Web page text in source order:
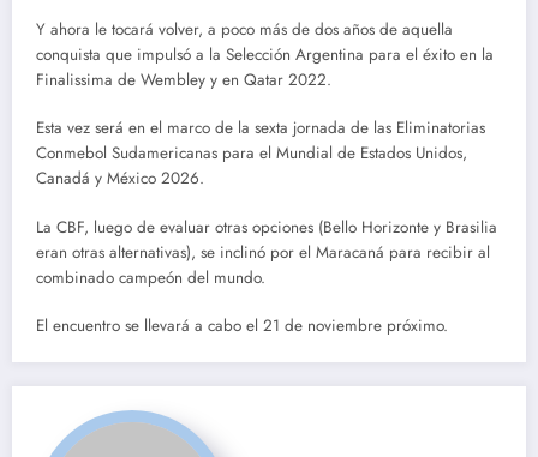
Y ahora le tocará volver, a poco más de dos años de aquella
conquista que impulsó a la Selección Argentina para el éxito en la
Finalissima de Wembley y en Qatar 2022.
Esta vez será en el marco de la sexta jornada de las Eliminatorias
Conmebol Sudamericanas para el Mundial de Estados Unidos,
Canadá y México 2026.
La CBF, luego de evaluar otras opciones (Bello Horizonte y Brasilia
eran otras alternativas), se inclinó por el Maracaná para recibir al
combinado campeón del mundo.
El encuentro se llevará a cabo el 21 de noviembre próximo.